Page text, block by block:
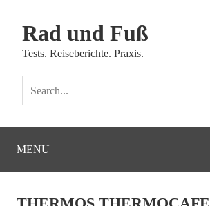
Rad und Fuß
Tests. Reiseberichte. Praxis.
MENU